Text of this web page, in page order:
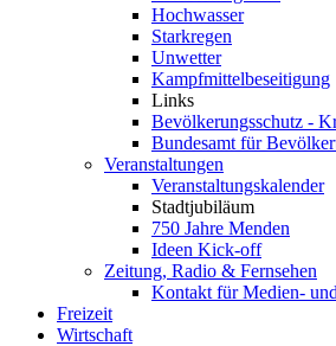
Hochwasser
Starkregen
Unwetter
Kampfmittelbeseitigung
Links
Bevölkerungsschutz -
Bundesamt für
Veranstaltungen
Veranstaltungskalender
Stadtjubiläum
750 Jahre Menden
Ideen Kick-off
Zeitung, Radio & Fernsehen
Kontakt für Medien-
Freizeit
Wirtschaft